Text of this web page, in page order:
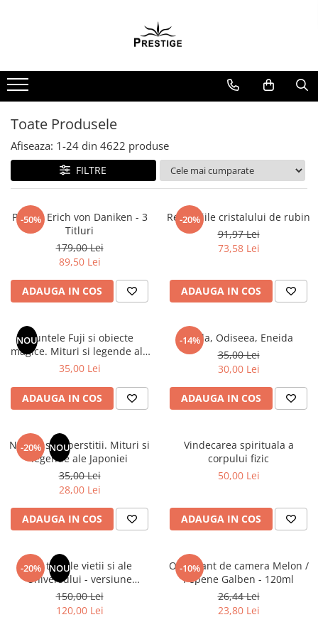
Noutati
Promotii
Spiritualitate - Ezoterism
AngelConnection
Arte Divinatorii
Chiromantie
Dezvoltare Spirituala
KidConnection
Minte Corp
New Illuminati Files
Numerologie
Paranormal
Parapsihologie
Ramtha
Audiobook
ReConnect
Religie
Crestinism
ScienceConnection
SelfConnect
Vindecare Spirituala
Sanatate
Toate Produsele
Afiseaza: 1-24 din 4622 produse
FILTRE
-50%
Pachet Erich von Daniken - 3
Titluri
179,00 Lei
89,50 Lei
ADAUGA IN COS
-20%
Revelatiile cristalului de rubin
91,97 Lei
73,58 Lei
ADAUGA IN COS
NOUMuntele Fuji si obiecte
magice. Mituri si legende ale
Japoniei
35,00 Lei
ADAUGA IN COS
-14%
Iliada, Odiseea, Eneida
35,00 Lei
30,00 Lei
ADAUGA IN COS
-20% NOU
Natura si superstitii. Mituri si
legende ale Japoniei
35,00 Lei
28,00 Lei
ADAUGA IN COS
Vindecarea spirituala a
corpului fizic
50,00 Lei
ADAUGA IN COS
-20% NOU
Din tainele vietii si ale
Universului - versiune
originala din 1939. Volumele I-
III. Cutie de colectie -Scarlat
Demetrescu
150,00 Lei
120,00 Lei
-10%
Odorizant de camera Melon /
Pepene Galben - 120ml
26,44 Lei
23,80 Lei